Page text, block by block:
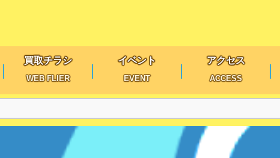
買取チラシ
WEB FLIER
イベント
EVENT
アクセス
ACCESS